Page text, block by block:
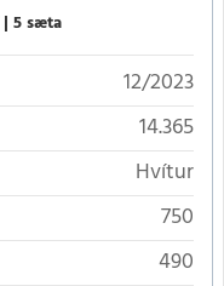
5 sæta
12/2023
14.365
Hvítur
750
490